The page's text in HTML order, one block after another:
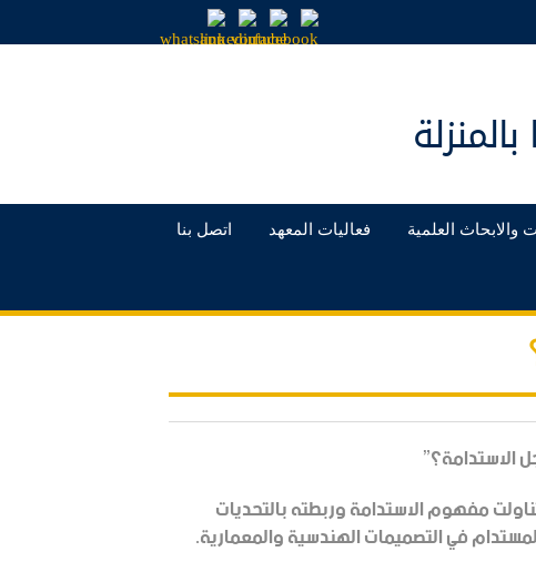
والابحاث العلمية فعاليات المعهد اتصل بنا
الاستدامة؟”
مفهوم الاستدامة وربطته بالتحديات
في التصميمات الهندسية والمعمارية.